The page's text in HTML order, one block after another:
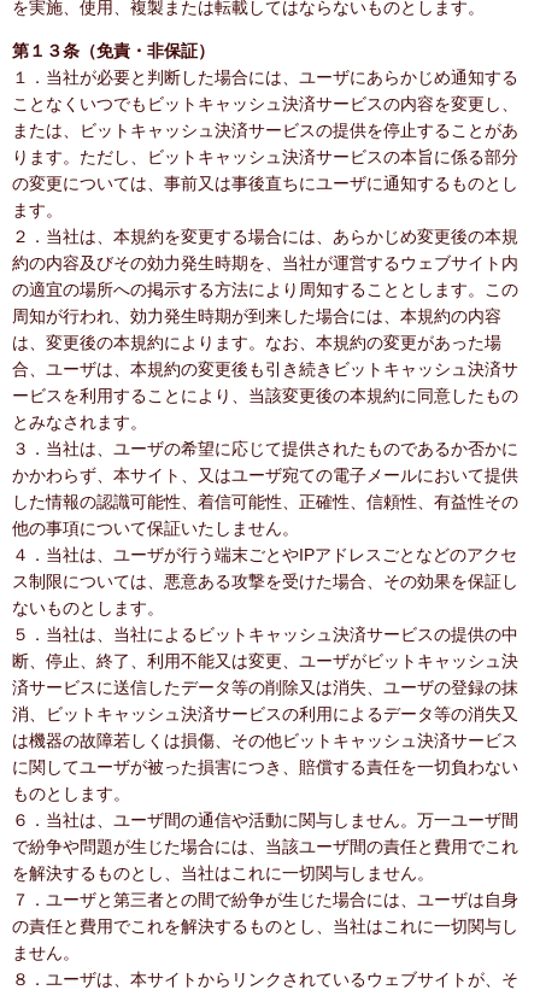
を実施、使用、複製または転載してはならないものとします。
第１３条（免責・非保証）
１．当社が必要と判断した場合には、ユーザにあらかじめ通知する
ことなくいつでもビットキャッシュ決済サービスの内容を変更し、
または、ビットキャッシュ決済サービスの提供を停止することがあ
ります。ただし、ビットキャッシュ決済サービスの本旨に係る部分
の変更については、事前又は事後直ちにユーザに通知するものとし
ます。
２．当社は、本規約を変更する場合には、あらかじめ変更後の本規
約の内容及びその効力発生時期を、当社が運営するウェブサイト内
の適宜の場所への掲示する方法により周知することとします。この
周知が行われ、効力発生時期が到来した場合には、本規約の内容
は、変更後の本規約によります。なお、本規約の変更があった場
合、ユーザは、本規約の変更後も引き続きビットキャッシュ決済サ
ービスを利用することにより、当該変更後の本規約に同意したもの
とみなされます。
３．当社は、ユーザの希望に応じて提供されたものであるか否かに
かかわらず、本サイト、又はユーザ宛ての電子メールにおいて提供
した情報の認識可能性、着信可能性、正確性、信頼性、有益性その
他の事項について保証いたしません。
４．当社は、ユーザが行う端末ごとやIPアドレスごとなどのアクセ
ス制限については、悪意ある攻撃を受けた場合、その効果を保証し
ないものとします。
５．当社は、当社によるビットキャッシュ決済サービスの提供の中
断、停止、終了、利用不能又は変更、ユーザがビットキャッシュ決
済サービスに送信したデータ等の削除又は消失、ユーザの登録の抹
消、ビットキャッシュ決済サービスの利用によるデータ等の消失又
は機器の故障若しくは損傷、その他ビットキャッシュ決済サービス
に関してユーザが被った損害につき、賠償する責任を一切負わない
ものとします。
６．当社は、ユーザ間の通信や活動に関与しません。万一ユーザ間
で紛争や問題が生じた場合には、当該ユーザ間の責任と費用でこれ
を解決するものとし、当社はこれに一切関与しません。
７．ユーザと第三者との間で紛争が生じた場合には、ユーザは自身
の責任と費用でこれを解決するものとし、当社はこれに一切関与し
ません。
８．ユーザは、本サイトからリンクされているウェブサイトが、そ